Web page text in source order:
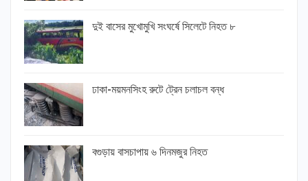
দুই বাসের মুখোমুখি সংঘর্ষে সিলেটে নিহত ৮
ঢাকা-ময়মনসিংহ রুটে ট্রেন চলাচল বন্ধ
বগুড়ায় বাসচাপায় ৬ দিনমজুর নিহত